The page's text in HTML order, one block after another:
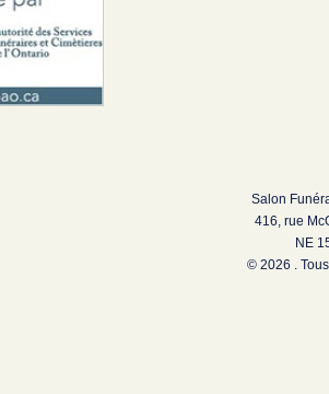
Salon
416, rue
NE
© 2026 .